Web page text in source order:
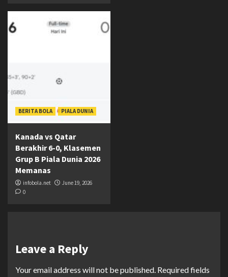
BERITA BOLA PIALA DUNIA
Kanada vs Qatar
Berakhir 6-0, Klasemen
Grup B Piala Dunia 2026
Memanas
infobola.net
June 19, 2026
0
Leave a Reply
Your email address will not be published. Required fields